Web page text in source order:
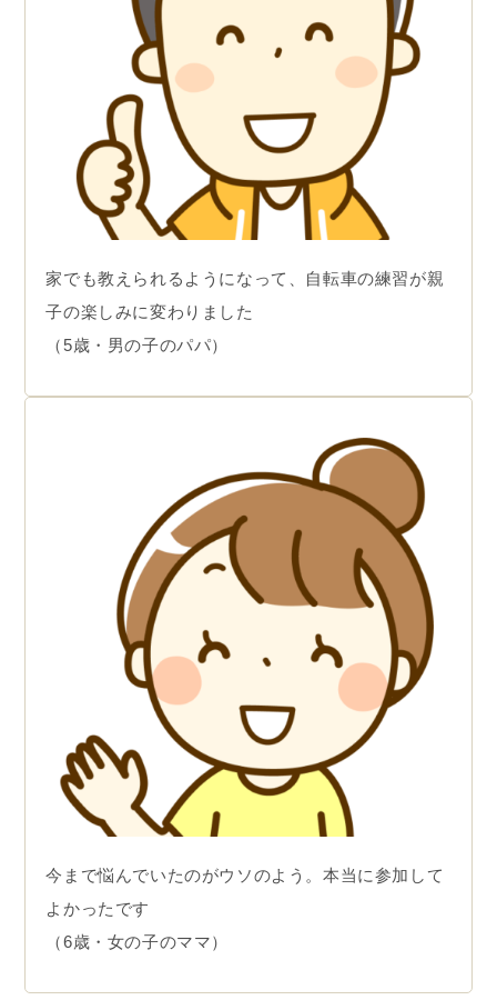
家でも教えられるようになって、自転車の練習が親
子の楽しみに変わりました
（5歳・男の子のパパ）
今まで悩んでいたのがウソのよう。本当に参加して
よかったです
（6歳・女の子のママ）